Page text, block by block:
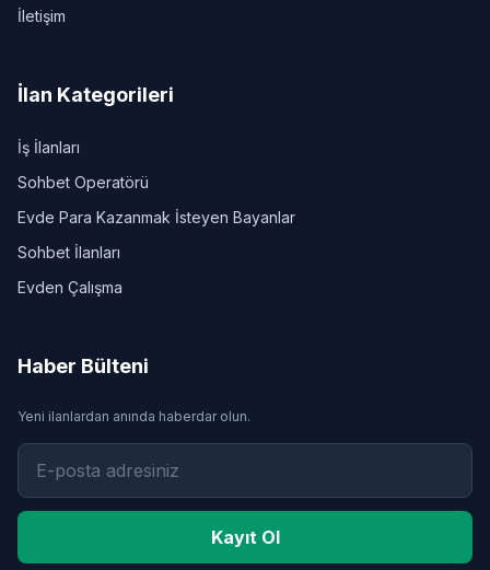
İletişim
İlan Kategorileri
İş İlanları
Sohbet Operatörü
Evde Para Kazanmak İsteyen Bayanlar
Sohbet İlanları
Evden Çalışma
Haber Bülteni
Yeni ilanlardan anında haberdar olun.
Kayıt Ol